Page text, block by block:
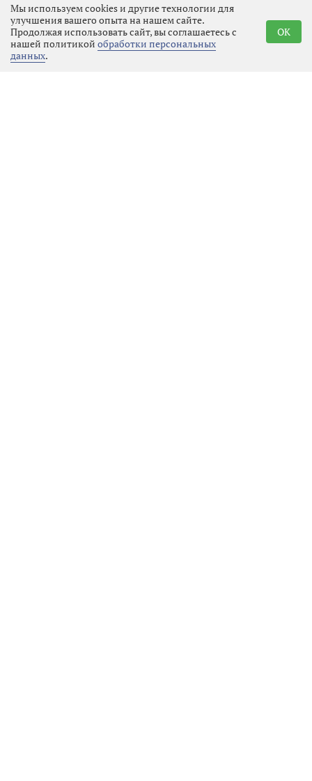
Мы используем cookies и другие технологии для
улучшения вашего опыта на нашем сайте.
Продолжая использовать сайт, вы соглашаетесь с
нашей политикой обработки персональных
данных.
OK